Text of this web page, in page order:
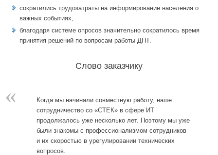
сократились трудозатраты на информирование населения о
важных событиях,
благодаря системе опросов значительно сократилось время
принятия решений по вопросам работы ДНТ.
Слово заказчику
«
Когда мы начинали совместную работу, наше
сотрудничество со «СТЕК» в сфере ИТ
продолжалось уже несколько лет. Поэтому мы уже
были знакомы с профессионализмом сотрудников
и их скоростью в урегулировании технических
вопросов.